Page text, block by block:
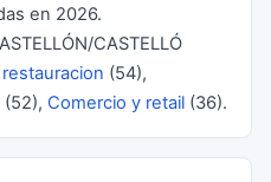
en 2026.
CASTELLÓ
(54),
(52), Comercio y retail (36).